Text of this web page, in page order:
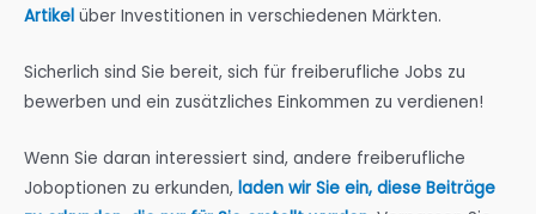
Artikel über Investitionen in verschiedenen Märkten.
Sicherlich sind Sie bereit, sich für freiberufliche Jobs zu
bewerben und ein zusätzliches Einkommen zu verdienen!
Wenn Sie daran interessiert sind, andere freiberufliche
Joboptionen zu erkunden, laden wir Sie ein, diese Beiträge